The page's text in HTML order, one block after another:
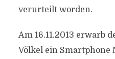
verurteilt worden.
Am 16.11.2013 erwarb
Völkel ein Smartphone